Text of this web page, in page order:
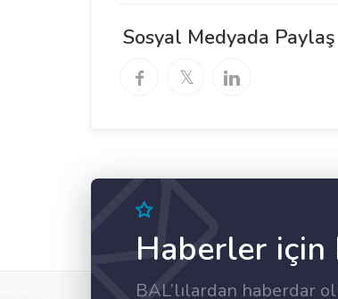
Sosyal Medyada Paylaş
Haberler için
BAL’lılardan haberdar